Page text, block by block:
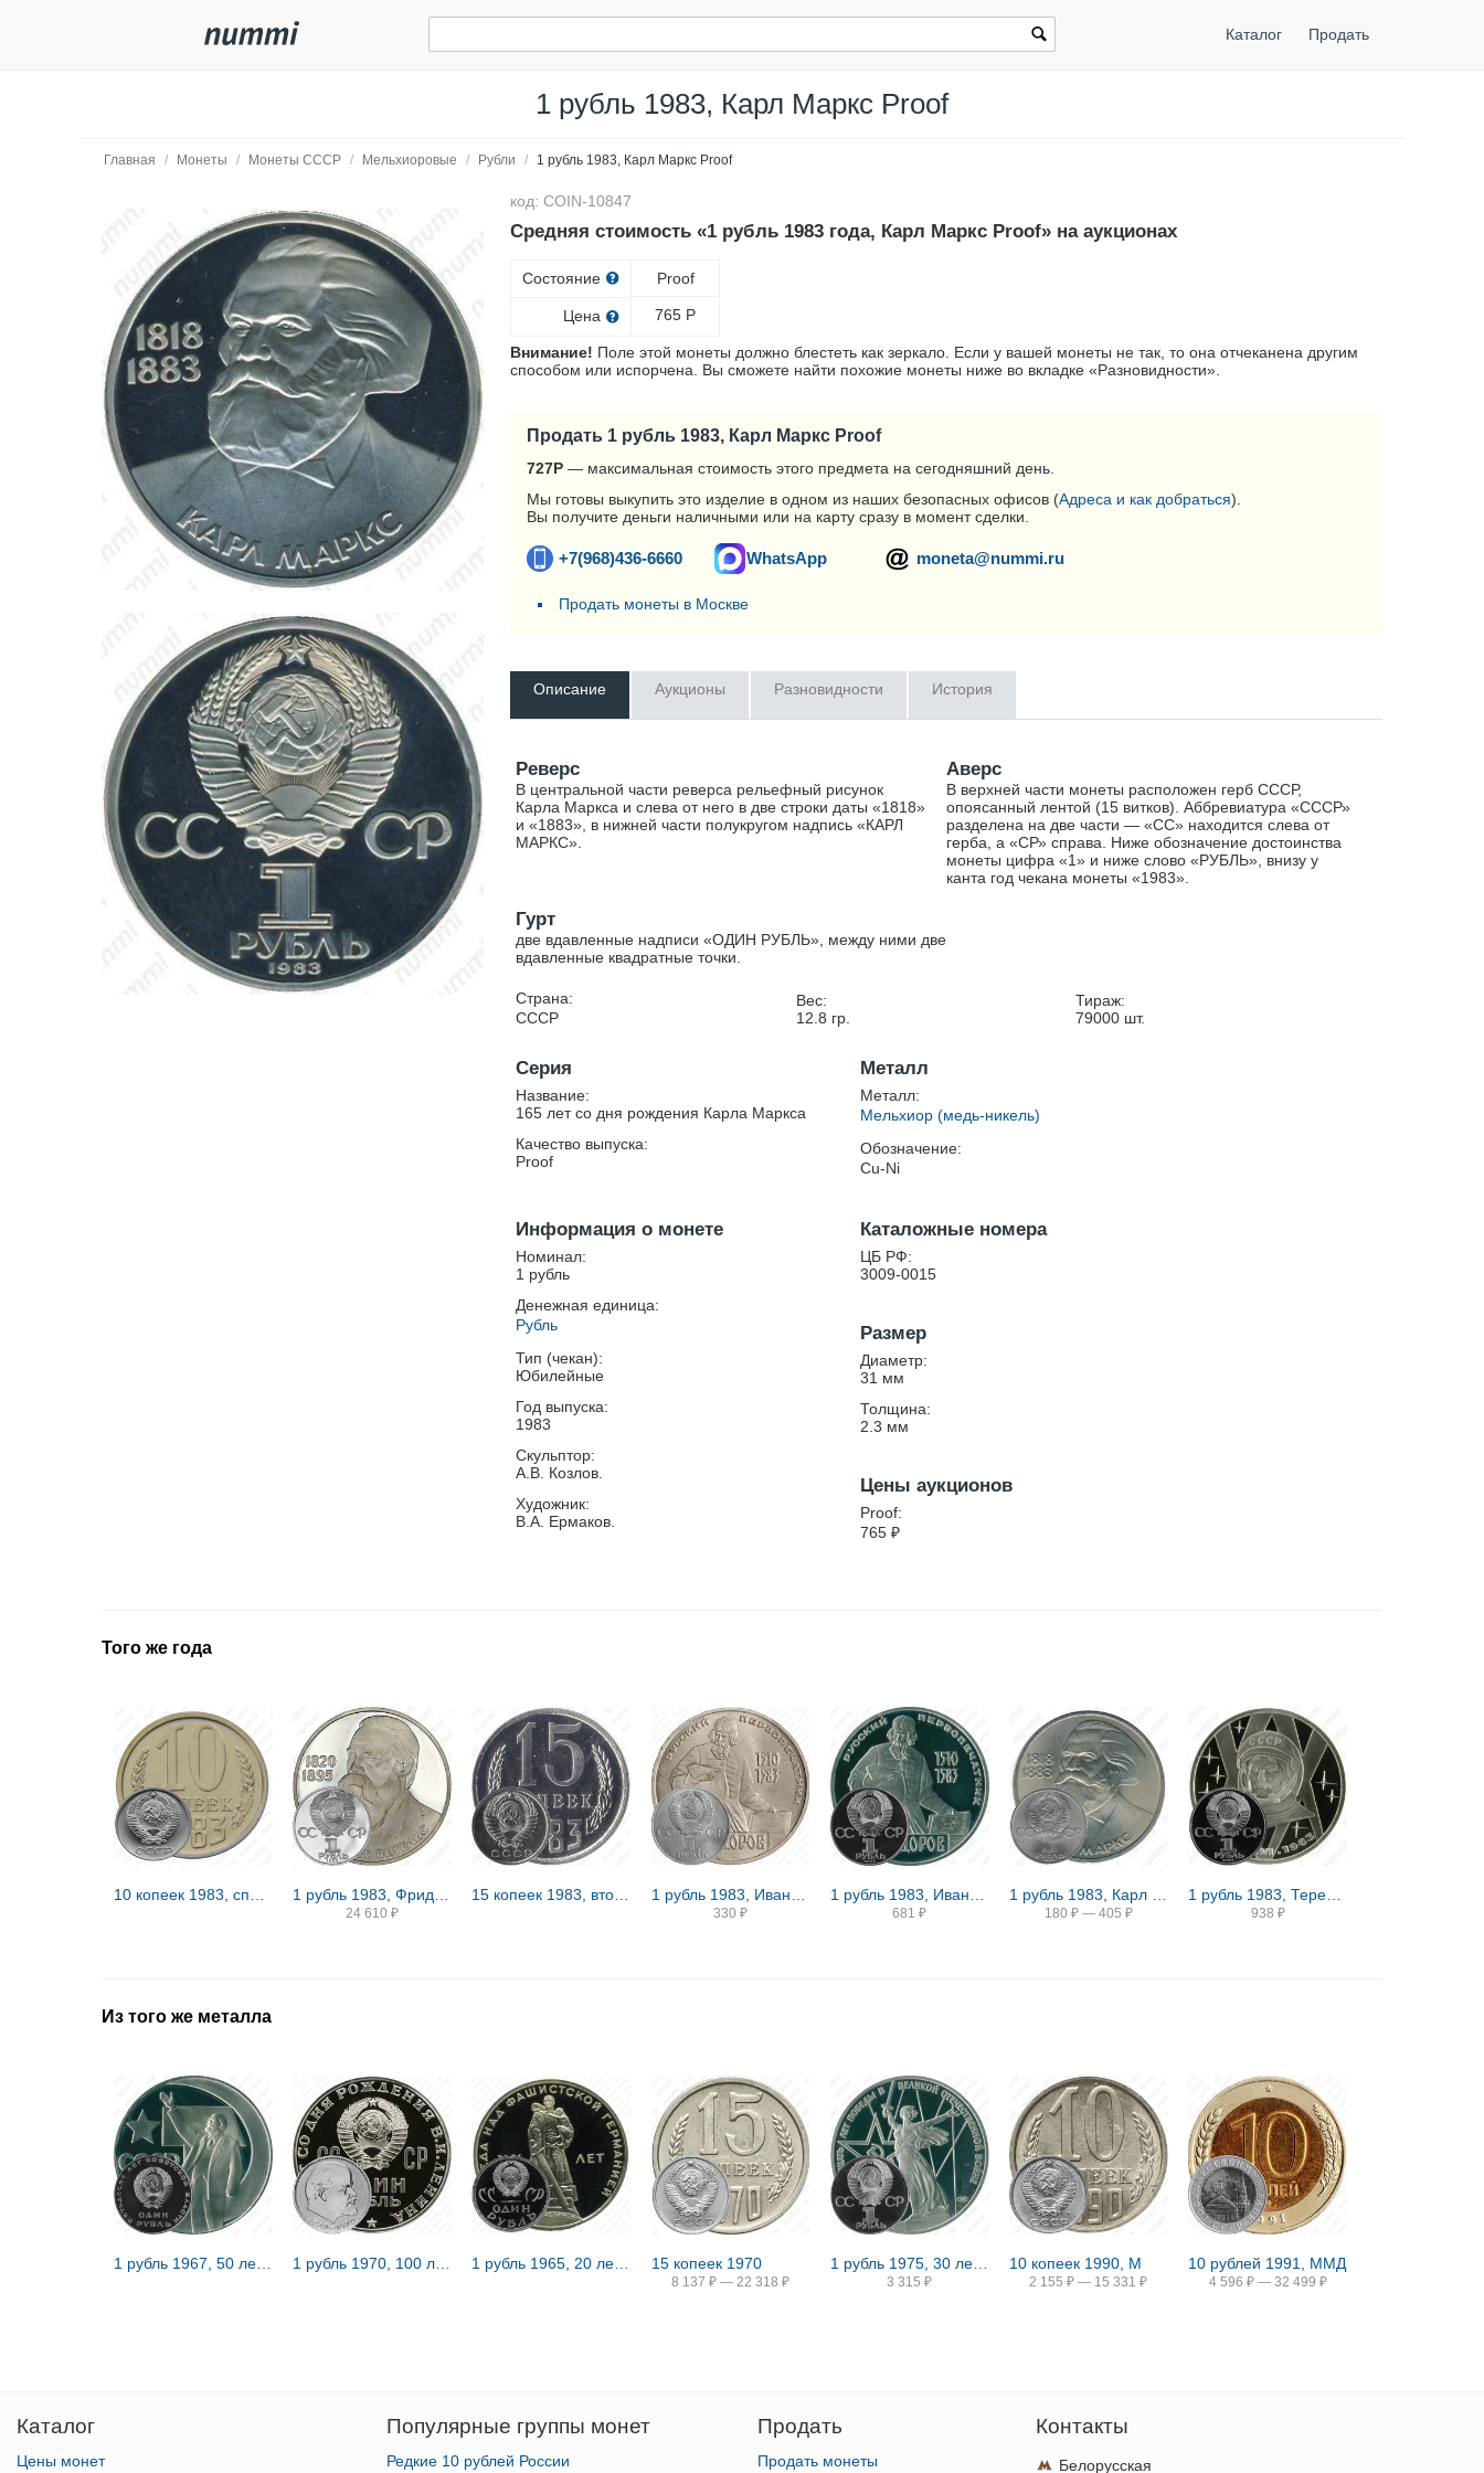
Каталог Продать
1 рубль 1983, Карл Маркс Proof
Главная / Монеты / Монеты СССР / Мельхиоровые / Рубли / 1 рубль 1983, Карл Маркс Proof
код: COIN-10847
Средняя стоимость «1 рубль 1983 года, Карл Маркс Proof» на аукционах
Состояние
Цена
Proof
765 Р
Внимание! Поле этой монеты должно блестеть как зеркало. Если у вашей монеты не так, то она отчеканена другим
способом или испорчена. Вы сможете найти похожие монеты ниже во вкладке «Разновидности».
Продать 1 рубль 1983, Карл Маркс Proof
727Р — максимальная стоимость этого предмета на сегодняшний день.
Мы готовы выкупить это изделие в одном из наших безопасных офисов (Адреса и как добраться).
Вы получите деньги наличными или на карту сразу в момент сделки.
+7(968)436-6660 WhatsApp moneta@nummi.ru
Продать монеты в Москве
Описание Аукционы Разновидности История
Реверс
В центральной части реверса рельефный рисунок
Карла Маркса и слева от него в две строки даты «1818»
и «1883», в нижней части полукругом надпись «КАРЛ
МАРКС».
Аверс
В верхней части монеты расположен герб СССР,
опоясанный лентой (15 витков). Аббревиатура «СССР»
разделена на две части — «СС» находится слева от
герба, а «СР» справа. Ниже обозначение достоинства
монеты цифра «1» и ниже слово «РУБЛЬ», внизу у
канта год чекана монеты «1983».
Гурт
две вдавленные надписи «ОДИН РУБЛЬ», между ними две
вдавленные квадратные точки.
Страна:
СССР
Вес:
12.8 гр.
Тираж:
79000 шт.
Серия
Название:
165 лет со дня рождения Карла Маркса
Качество выпуска:
Proof
Металл
Металл:
Мельхиор (медь-никель)
Обозначение:
Cu-Ni
Информация о монете
Номинал:
1 рубль
Денежная единица:
Рубль
Тип (чекан):
Юбилейные
Год выпуска:
1983
Скульптор:
А.В. Козлов.
Художник:
В.А. Ермаков.
Каталожные номера
ЦБ РФ:
3009-0015
Размер
Диаметр:
31 мм
Толщина:
2.3 мм
Цены аукционов
Proof:
765 ₽
Того же года
24 610 ₽ 330 ₽ 681 ₽ 180 ₽ — 405 ₽ 938 ₽
Из того же металла
15 копеек 1970
8 137 ₽ — 22 318 ₽
1 рубль 1975, 30 лет Победы, Редкие
3 315 ₽
10 копеек 1990, М
2 155 ₽ — 15 331 ₽
10 рублей 1991, ММД
4 596 ₽ — 32 499 ₽
Каталог
Цены монет
Популярные группы монет
Редкие 10 рублей России
Продать
Продать монеты
Контакты
Белорусская